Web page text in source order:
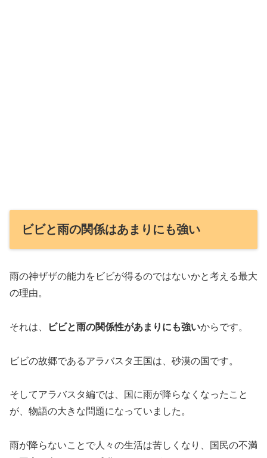
ビビと雨の関係はあまりにも強い
雨の神ザザの能力をビビが得るのではないかと考える最大
の理由。
それは、 ビビと雨の関係性があまりにも強いからです。
ビビの故郷であるアラバスタ王国は、砂漠の国です。
そしてアラバスタ編では、国に雨が降らなくなったこと
が、物語の大きな問題になっていました。
雨が降らないことで人々の生活は苦しくなり、国民の不満